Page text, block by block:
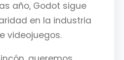
año, Godot sigue
en la industria
videojuegos.